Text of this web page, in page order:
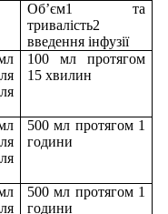
Об’єм1 та
тривалість2
введення інфузії
100 мл протягом
15 хвилин
500 мл протягом 1
години
500 мл протягом 1
години